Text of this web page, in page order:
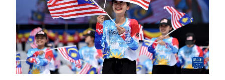
访谈 视频 图片 政务
法律 中央文件 金融 汽车
食品 人居 信息化 数字经济